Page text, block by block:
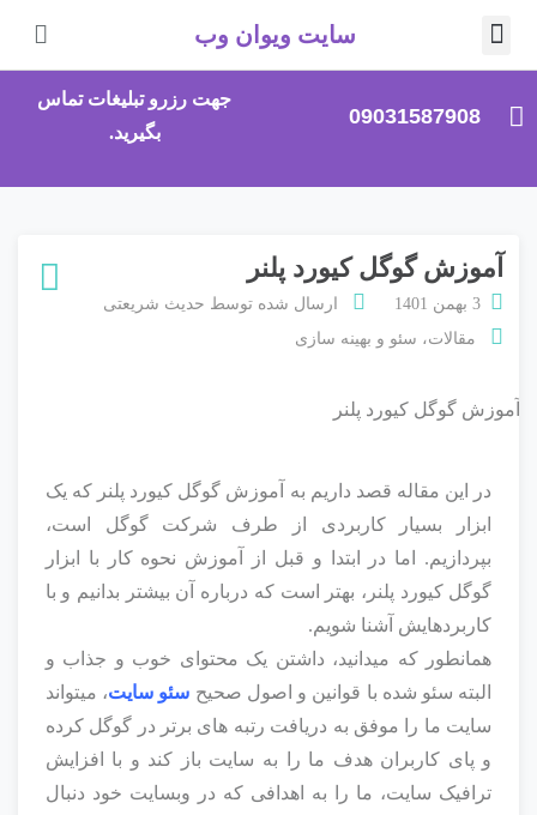
سایت ویوان وب
09031587908
جهت رزرو تبلیغات تماس
بگیرید.
آموزش گوگل کیورد پلنر
3 بهمن 1401 ارسال شده توسط حدیث شریعتی
مقالات، سئو و بهینه سازی
در این مقاله قصد داریم به آموزش گوگل کیورد پلنر که یک
ابزار بسیار کاربردی از طرف شرکت گوگل است،
بپردازیم. اما در ابتدا و قبل از آموزش نحوه کار با ابزار
گوگل کیورد پلنر، بهتر است که درباره آن بیشتر بدانیم و با
کاربردهایش آشنا شویم.
همانطور که میدانید، داشتن یک محتوای خوب و جذاب و
البته سئو شده با قوانین و اصول صحیح سئو سایت، میتواند
سایت ما را موفق به دریافت رتبه های برتر در گوگل کرده
و پای کاربران هدف ما را به سایت باز کند و با افزایش
ترافیک سایت، ما را به اهدافی که در وبسایت خود دنبال